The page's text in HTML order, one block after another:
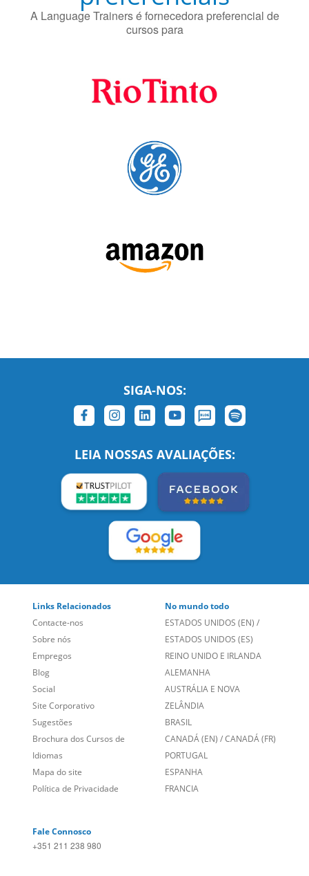
A Language Trainers é fornecedora preferencial de
cursos para
SIGA-NOS:
LEIA NOSSAS AVALIAÇÕES:
Links Relacionados
Contacte-nos
Sobre nós
Empregos
Blog
Social
Site Corporativo
Sugestões
Brochura dos Cursos de
Idiomas
Mapa do site
Política de Privacidade
No mundo todo
ESTADOS UNIDOS (EN) /
ESTADOS UNIDOS (ES)
REINO UNIDO E IRLANDA
ALEMANHA
AUSTRÁLIA E NOVA
ZELÂNDIA
BRASIL
CANADÁ (EN) /CANADÁ (FR)
PORTUGAL
ESPANHA
FRANCIA
Fale Connosco
+351 211 238 980